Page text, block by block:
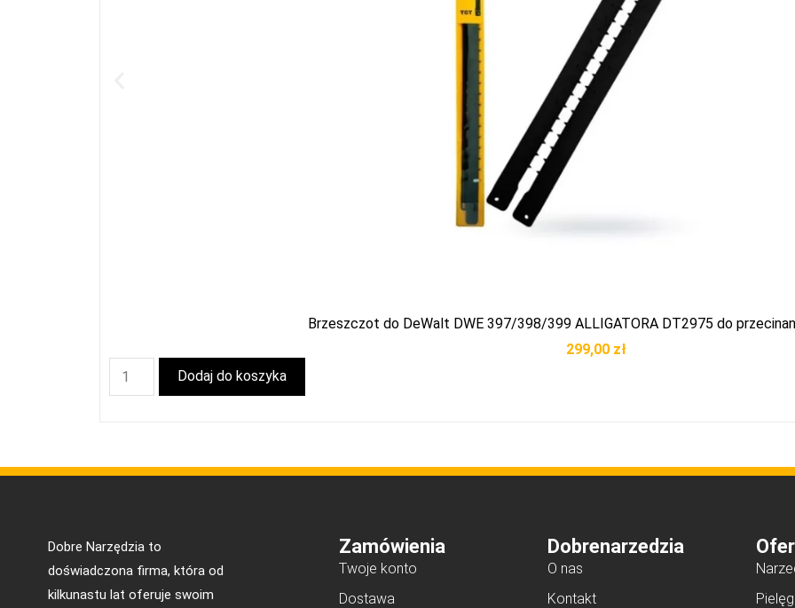
Brzeszczot do DeWalt DWE 397/398/399 ALLIGATORA DT2975 do
299,00 zł
Dodaj do koszyka
Dobre Narzędzia to
doświadczona firma, która od
kilkunastu lat oferuje swoim
Zamówienia
Twoje konto
Dostawa
Dobrenarzedzia
O nas
Kontakt